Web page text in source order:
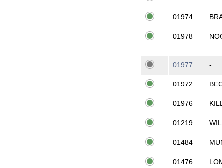
01974
01978
01977 -
01972
01976
01219
01484
01476